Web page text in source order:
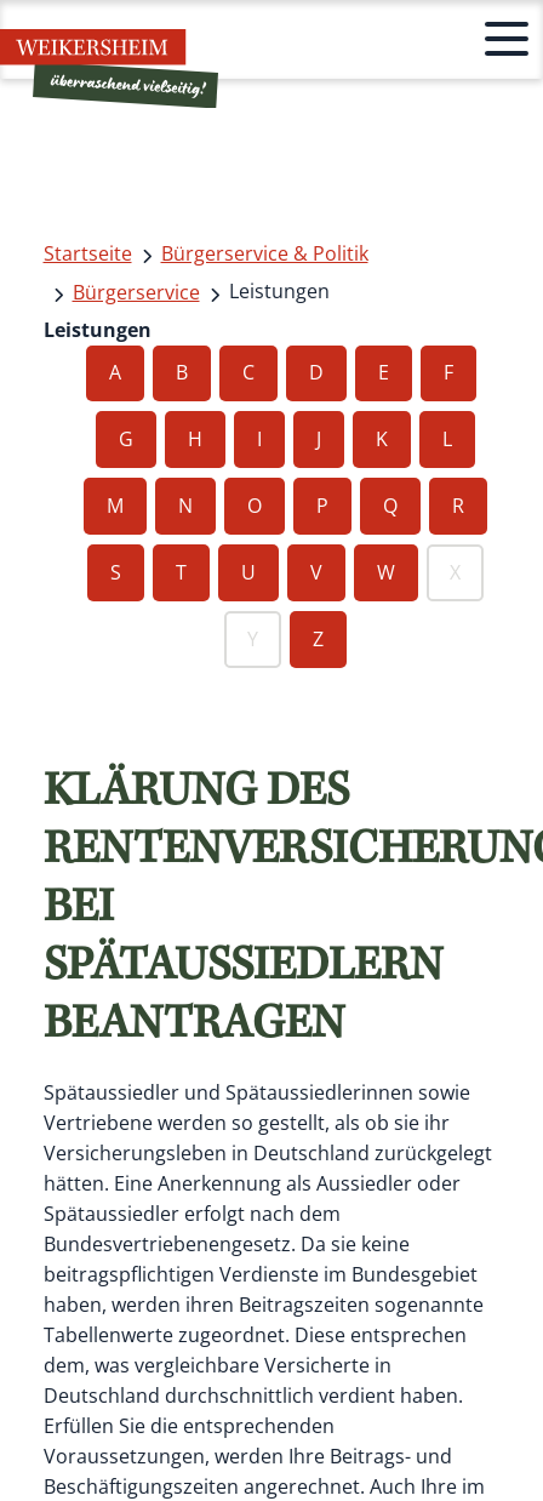
Startseite
Bürgerservice & Politik
Bürgerservice
Leistungen
Leistungen
A
B C D E F
G H I J K L
M N O P Q R
S T U V W X
Y Z
KLÄRUNG DES
BEI
SPÄTAUSSIEDLERN
BEANTRAGEN
Spätaussiedler und Spätaussiedlerinnen sowie
Vertriebene werden so gestellt, als ob sie ihr
Versicherungsleben in Deutschland zurückgelegt
hätten. EineAnerkennung als Aussiedler oder
Spätaussiedler erfolgt nach dem
Bundesvertriebenengesetz. Da sie keine
beitragspflichtigen Verdienste im Bundesgebiet
haben, werden ihren Beitragszeiten sogenannte
Tabellenwerte zugeordnet. Diese entsprechen
dem, was vergleichbare Versicherte in
Deutschland durchschnittlich verdient haben.
Erfüllen Sie die entsprechenden
Voraussetzungen, werden Ihre Beitrags- und
Beschäftigungszeiten angerechnet. Auch Ihre im